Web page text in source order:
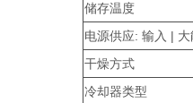
储存温度
电源供应: 输入 | 大
干燥方式
冷却器类型